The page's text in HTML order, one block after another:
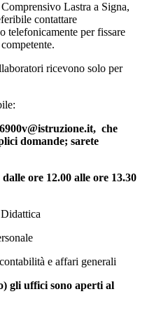
Lastra a Signa,
contattare
telefonicamente per fissare
ricevono solo per
che
domande; sarete
ore 12.00 alle ore 13.30
e affari generali
gli uffici sono aperti al